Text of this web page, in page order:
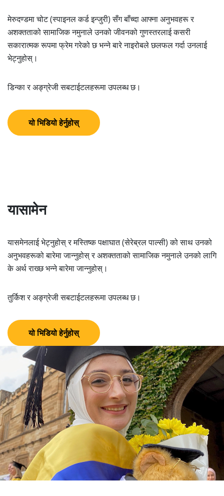
मेरुदण्डमा चोट (स्पाइनल कर्ड इन्जुरी) सँग बाँच्दा आफ्ना अनुभवहरू र
अशक्तताको सामाजिक नमुनाले उनको जीवनको गुणस्तरलाई कसरी
सकारात्मक रूपमा फ्रेम गरेको छ भन्ने बारे नाइरोबले छलफल गर्दा उनलाई
भेट्नुहोस्।
डिन्का र अङ्ग्रेजी सबटाईटलहरूमा उपलब्ध छ।
यो भिडियो हेर्नुहोस्
यासामेन
यासमेनलाई भेट्नुहोस् र मस्तिष्क पक्षाघात (सेरेब्रल पाल्सी) को साथ उनको
अनुभवहरूको बारेमा जान्नुहोस् र अशक्तताको सामाजिक नमुनाले उनको लागि
के अर्थ राख्छ भन्ने बारेमा जान्नुहोस्।
तुर्किश र अङ्ग्रेजी सबटाईटलहरूमा उपलब्ध छ।
यो भिडियो हेर्नुहोस्